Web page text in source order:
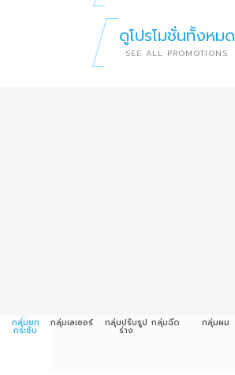
ดูโปรโมชั่นทั้งหมด
SEE ALL PROMOTIONS
กลุ่มยก
กระชับ
กลุ่มเลเซอร์ กลุ่มปรับรูป
ร่าง
กลุ่มฉีด กลุ่มผม